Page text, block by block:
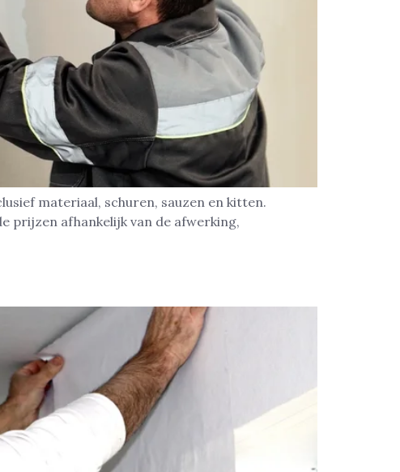
materiaal, schuren, sauzen en kitten.
prijzen afhankelijk van de afwerking,